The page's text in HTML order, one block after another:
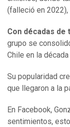
(falleció en 2022),
Con décadas
grupo se
Chile en la
Su popularidad
que llegaron a la
En Facebook,
sentimientos,